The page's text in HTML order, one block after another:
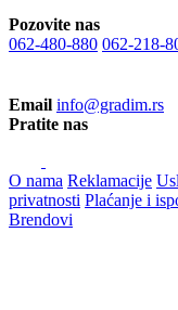
Pozovite nas
062-480-880 062-218-
Email info@gradim.rs
Pratite nas
O nama Reklamacije
privatnosti Plaćanje i
Brendovi